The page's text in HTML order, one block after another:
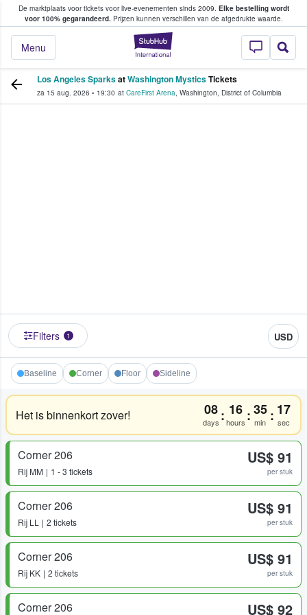
De marktplaats voor tickets voor live-evenementen sinds 2009. Elke bestelling wordt
voor 100% gegarandeerd.Prijzen kunnen verschillen van de afgedrukte waarde.
StubHub: waar
Menu
tickets kopen en verkopen
Los Angeles SparksatWashington MysticsTickets
za 15 aug. 2026 • 19:30 at CareFirst Arena, Washington, District of Columbia
Filters 1 USD
Baseline Corner Floor Sideline
Het is binnenkort zover! 08
days : 16
hours :35
min : 17
sec
Corner 206
Rij MM 1 - 3 tickets
US$ 91
per stuk
Corner 206
Rij LL 2 tickets
US$ 91
per stuk
Corner 206
Rij KK 2 tickets
US$ 91
per stuk
Corner 206 US$ 92